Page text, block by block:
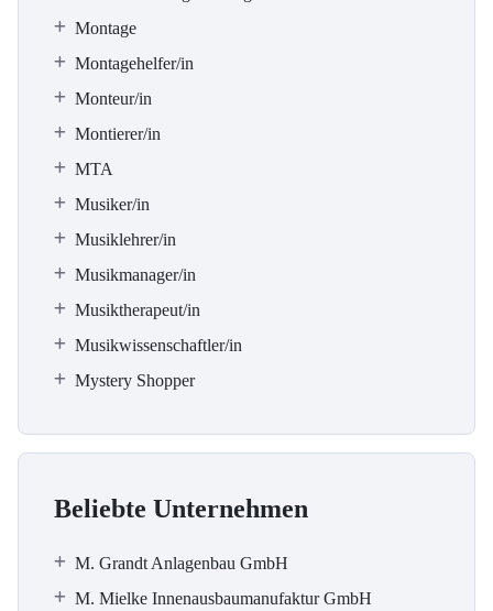
Montage
Montagehelfer/in
Monteur/in
Montierer/in
MTA
Musiker/in
Musiklehrer/in
Musikmanager/in
Musiktherapeut/in
Musikwissenschaftler/in
Mystery Shopper
Beliebte Unternehmen
M. Grandt Anlagenbau GmbH
M. Mielke Innenausbaumanufaktur GmbH